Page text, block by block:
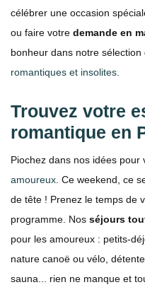
célébrer une occasion
ou faire votre demande en
bonheur dans notre sélection
romantiques et insolites
Trouvez votre
romantique en
Piochez dans nos idées pour
amoureux . Ce weekend, ce
de tête ! Prenez le temps de
programme. Nos séjours
pour les amoureux : petits-
nature canoë ou vélo,
sauna... rien ne manque et